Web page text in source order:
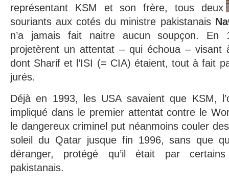
représentant KSM et son frère, tous deux
souriants aux cotés du ministre pakistanais
n’a jamais fait naitre aucun soupçon. En
projetèrent un attentat – qui échoua – visant
dont Sharif et l’ISI (= CIA) étaient, tout à fait
jurés.
Déjà en 1993, les USA savaient que KSM,
impliqué dans le premier attentat contre le
le dangereux criminel put néanmoins couler
soleil du Qatar jusque fin 1996, sans que
déranger, protégé qu’il était par certains
pakistanais.